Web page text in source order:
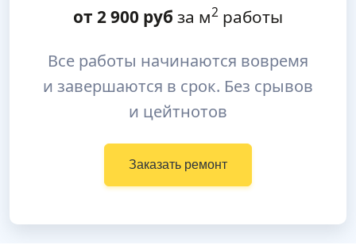
от 2 900 руб за м2 работы
Все работы начинаются вовремя
и завершаются в срок. Без срывов
и цейтнотов
Заказать ремонт